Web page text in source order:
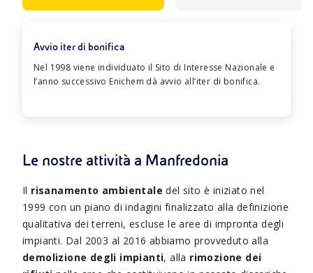
Avvio iter di bonifica
Nel 1998 viene individuato il Sito di Interesse Nazionale e
l’anno successivo Enichem dà avvio all’iter di bonifica.
Le nostre attività a Manfredonia
Il risanamento ambientale del sito è iniziato nel
1999 con un piano di indagini finalizzato alla definizione
qualitativa dei terreni, escluse le aree di impronta degli
impianti. Dal 2003 al 2016 abbiamo provveduto alla
demolizione degli impianti, alla rimozione dei